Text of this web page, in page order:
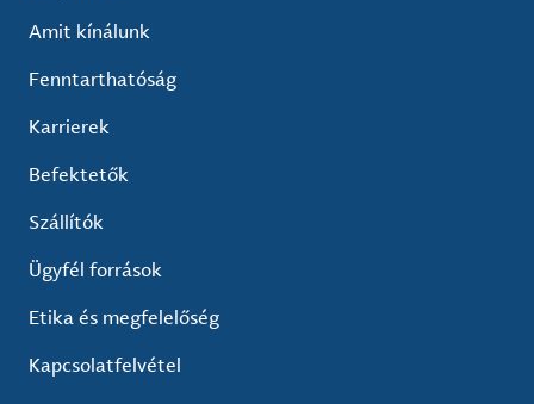
Amit kínálunk
Fenntarthatóság
Karrierek
Befektetők
Szállítók
Ügyfél források
Etika és megfelelőség
Kapcsolatfelvétel